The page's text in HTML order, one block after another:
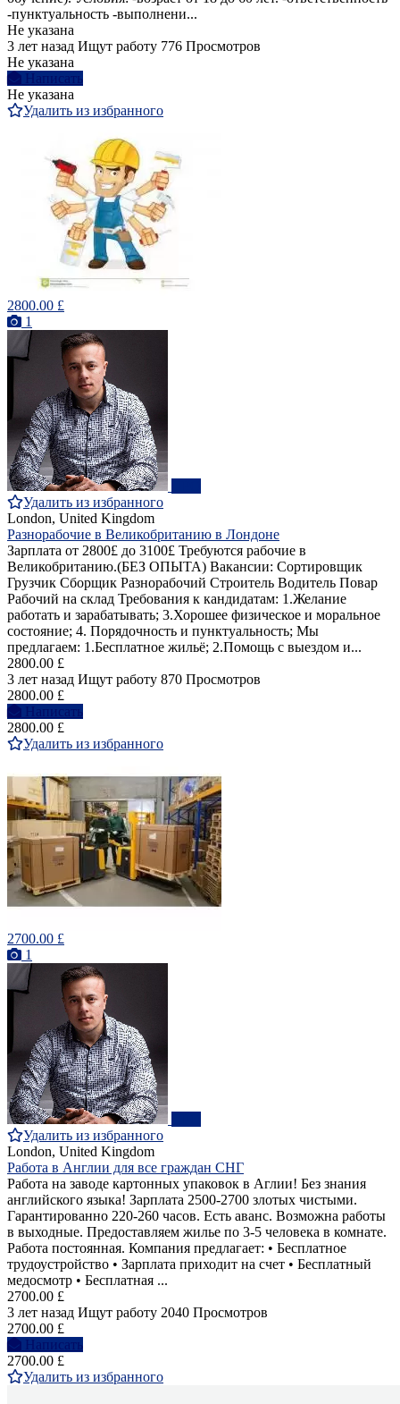
-пунктуальность -выполнени...
Не указана
3 лет назад Ищут работу 776 Просмотров
Не указана
Написать
Не указана
Удалить из избранного
2800.00 £
1
Удалить из избранного
London, United Kingdom
Разнорабочие в Великобританию в Лондоне
Зарплата от 2800£ до 3100£ Требуются рабочие в
Великобританию.(БЕЗ ОПЫТА) Вакансии: Сортировщик
Грузчик Сборщик Разнорабочий Строитель Водитель Повар
Рабочий на склад Требования к кандидатам: 1.Желание
работать и зарабатывать; 3.Хорошее физическое и моральное
состояние; 4. Порядочность и пунктуальность; Мы
предлагаем: 1.Бесплатное жильё; 2.Помощь с выездом и...
2800.00 £
3 лет назад Ищут работу 870 Просмотров
2800.00 £
Написать
2800.00 £
Удалить из избранного
2700.00 £
1
Удалить из избранного
London, United Kingdom
Работа в Англии для все граждан СНГ
Работа на заводе картонных упаковок в Аглии! Без знания
английского языка! Зарплата 2500-2700 злотых чистыми.
Гарантированно 220-260 часов. Есть аванс. Возможна работы
в выходные. Предоставляем жилье по 3-5 человека в комнате.
Работа постоянная. Компания предлагает: • Бесплатное
трудоустройство • Зарплата приходит на счет • Бесплатный
медосмотр • Бесплатная ...
2700.00 £
3 лет назад Ищут работу 2040 Просмотров
2700.00 £
Написать
2700.00 £
Удалить из избранного